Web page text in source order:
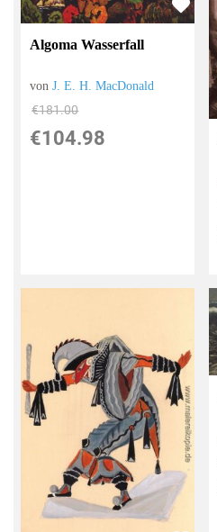
Algoma Wasserfall
vonJ. E. H. MacDonald
€181.00
€104.98